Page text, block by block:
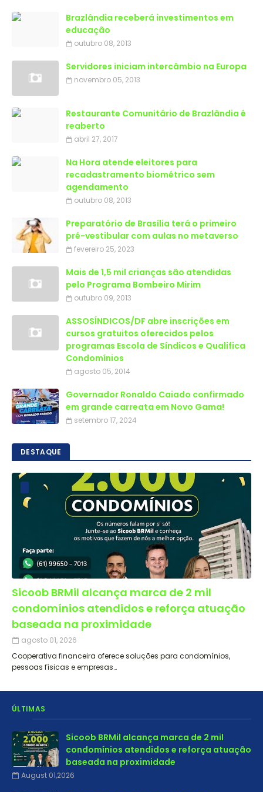
Brazlândia receberá investimentos em
educação
outubro 08, 2013
Servidores iniciam intercâmbio na Europa
novembro 05, 2013
Restaurante Comunitário de Brazlândia é
reaberto
abril 27, 2017
Na Hora atende eleitores para
recadastramento biométrico sem
agendamento
outubro 08, 2013
Preparatório de Brasília terá o primeiro
pré-vestibular com aulas no metaverso
fevereiro 25, 2023
Mais de 1,5 mil crianças são atendidas
outubro 09, 2013
ASSOSÍNDICOS/DF abre inscrições em
cursos gratuitos oferecidos pelos
programas Escola de Síndicos e Qualifica
Condomínios
agosto 05, 2014
Governador Ronaldo Caiado confirmado
em grande carreata em Novo Gama!
setembro 17, 2024
DESTAQUE
Sicoob BRMil alcança marca de 2 mil
condomínios atendidos e reforça atuação
baseada na proximidade
agosto 01, 2026
Cooperativa financeira oferece soluções para condomínios,
pessoas físicas e empresas…
ÚLTIMAS
Sicoob BRMil alcança marca de 2 mil
condomínios atendidos e reforça atuação
baseada na proximidade
August 01,2026